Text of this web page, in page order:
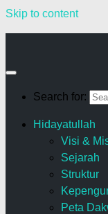
Skip to content
Search for:
Hidayatullah
Visi &
Sejarah
Struktur
Peta